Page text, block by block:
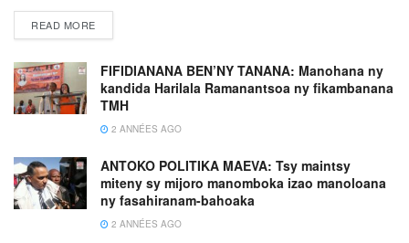
READ MORE
FIFIDIANANA BEN’NY TANANA: Manohana ny
kandida Harilala Ramanantsoa ny fikambanana
TMH
2 ANNÉES AGO
ANTOKO POLITIKA MAEVA: Tsy maintsy
miteny sy mijoro manomboka izao manoloana
ny fasahiranam-bahoaka
2 ANNÉES AGO